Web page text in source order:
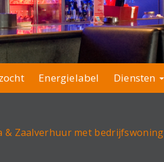
Energielabel Diensten
& Zaalverhuur met bedrijfswoning